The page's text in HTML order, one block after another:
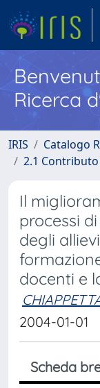
Ricerca
IRIS Catalogo
2.1
Il
processi
degli
docenti e
2004-01-01
Scheda